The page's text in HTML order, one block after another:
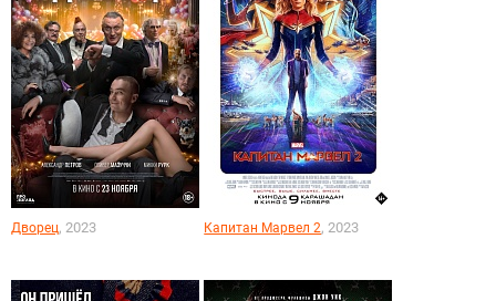
Дворец, 2023 Капитан Марвел 2, 2023